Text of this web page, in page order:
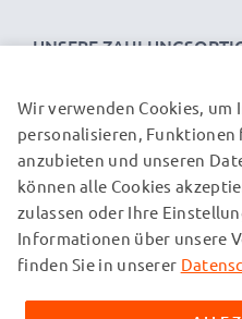
UNSERE
UNSERE
© subtel.ch 2026
Alle Preise verstehen sich
zuzüglich Versandkosten.
Inhaber sind und
Wir verwenden Cookies, um
personalisieren, Funktionen
anzubieten und unseren
können alle Cookies
zulassen oder Ihre
Informationen über unsere
finden Sie in unserer